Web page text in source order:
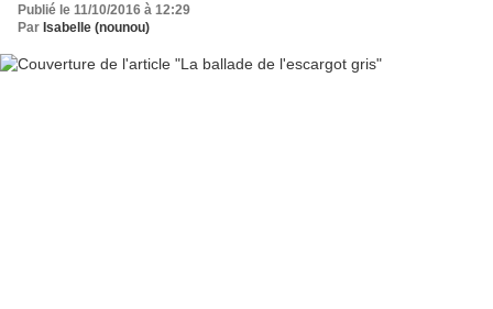
Publié le 11/10/2016 à 12:29
Par Isabelle (nounou)